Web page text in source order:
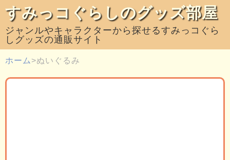
すみっコぐらしのグッズ部屋
ジャンルやキャラクターから探せるすみっコぐら
しグッズの通販サイト
ホーム ぬいぐるみ